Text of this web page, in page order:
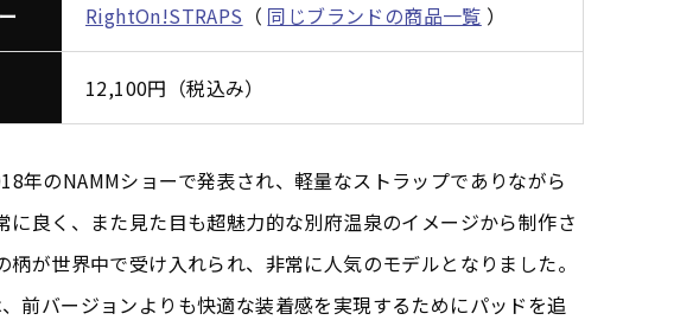
RightOn!STRAPS （ 同じブランドの商品一覧 ）
12,100円（税込み）
年のNAMMショーで発表され、軽量なストラップでありながら
に良く、また見た目も超魅力的な別府温泉のイメージから制作さ
柄が世界中で受け入れられ、非常に人気のモデルとなりました。
前バージョンよりも快適な装着感を実現するためにパッドを追